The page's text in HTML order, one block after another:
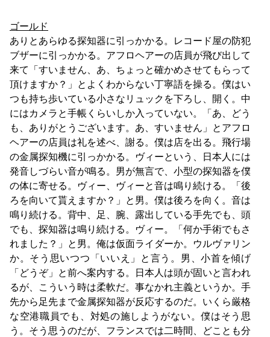
ゴールド
ありとあらゆる探知器に引っかかる。レコード屋の防犯
ブザーに引っかかる。アフロヘアーの店員が飛び出して
来て「すいません、あ、ちょっと確かめさせてもらって
頂けますか？」とよくわからない丁寧語を操る。僕はい
つも持ち歩いている小さなリュックを下ろし、開く。中
にはカメラと手帳くらいしか入っていない。「あ、どう
も、ありがとうございます。あ、すいません」とアフロ
ヘアーの店員は礼を述べ、謝る。僕は店を出る。飛行場
の金属探知機に引っかかる。ヴィーという、日本人には
発音しづらい音が鳴る。男が無言で、小型の探知器を僕
の体に寄せる。ヴィー、ヴィーと音は鳴り続ける。「後
ろを向いて貰えますか？」と男。僕は後ろを向く。音は
鳴り続ける。背中、足、腕、露出している手先でも、頭
でも、探知器は鳴り続ける。ヴィー。「何か手術でもさ
れました？」と男。俺は仮面ライダーか。ウルヴァリン
か。そう思いつつ「いいえ」と言う。男、小首を傾げ
「どうぞ」と前へ案内する。日本人は頭が固いと言われ
るが、こういう時は柔軟だ。事なかれ主義というか。手
先から足先まで金属探知器が反応するのだ。いくら厳格
な空港職員でも、対処の施しようがない。僕はそう思
う。そう思うのだが、フランスでは二時間、どことも分